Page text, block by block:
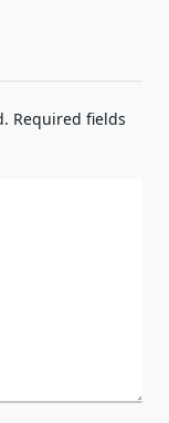
Required fields